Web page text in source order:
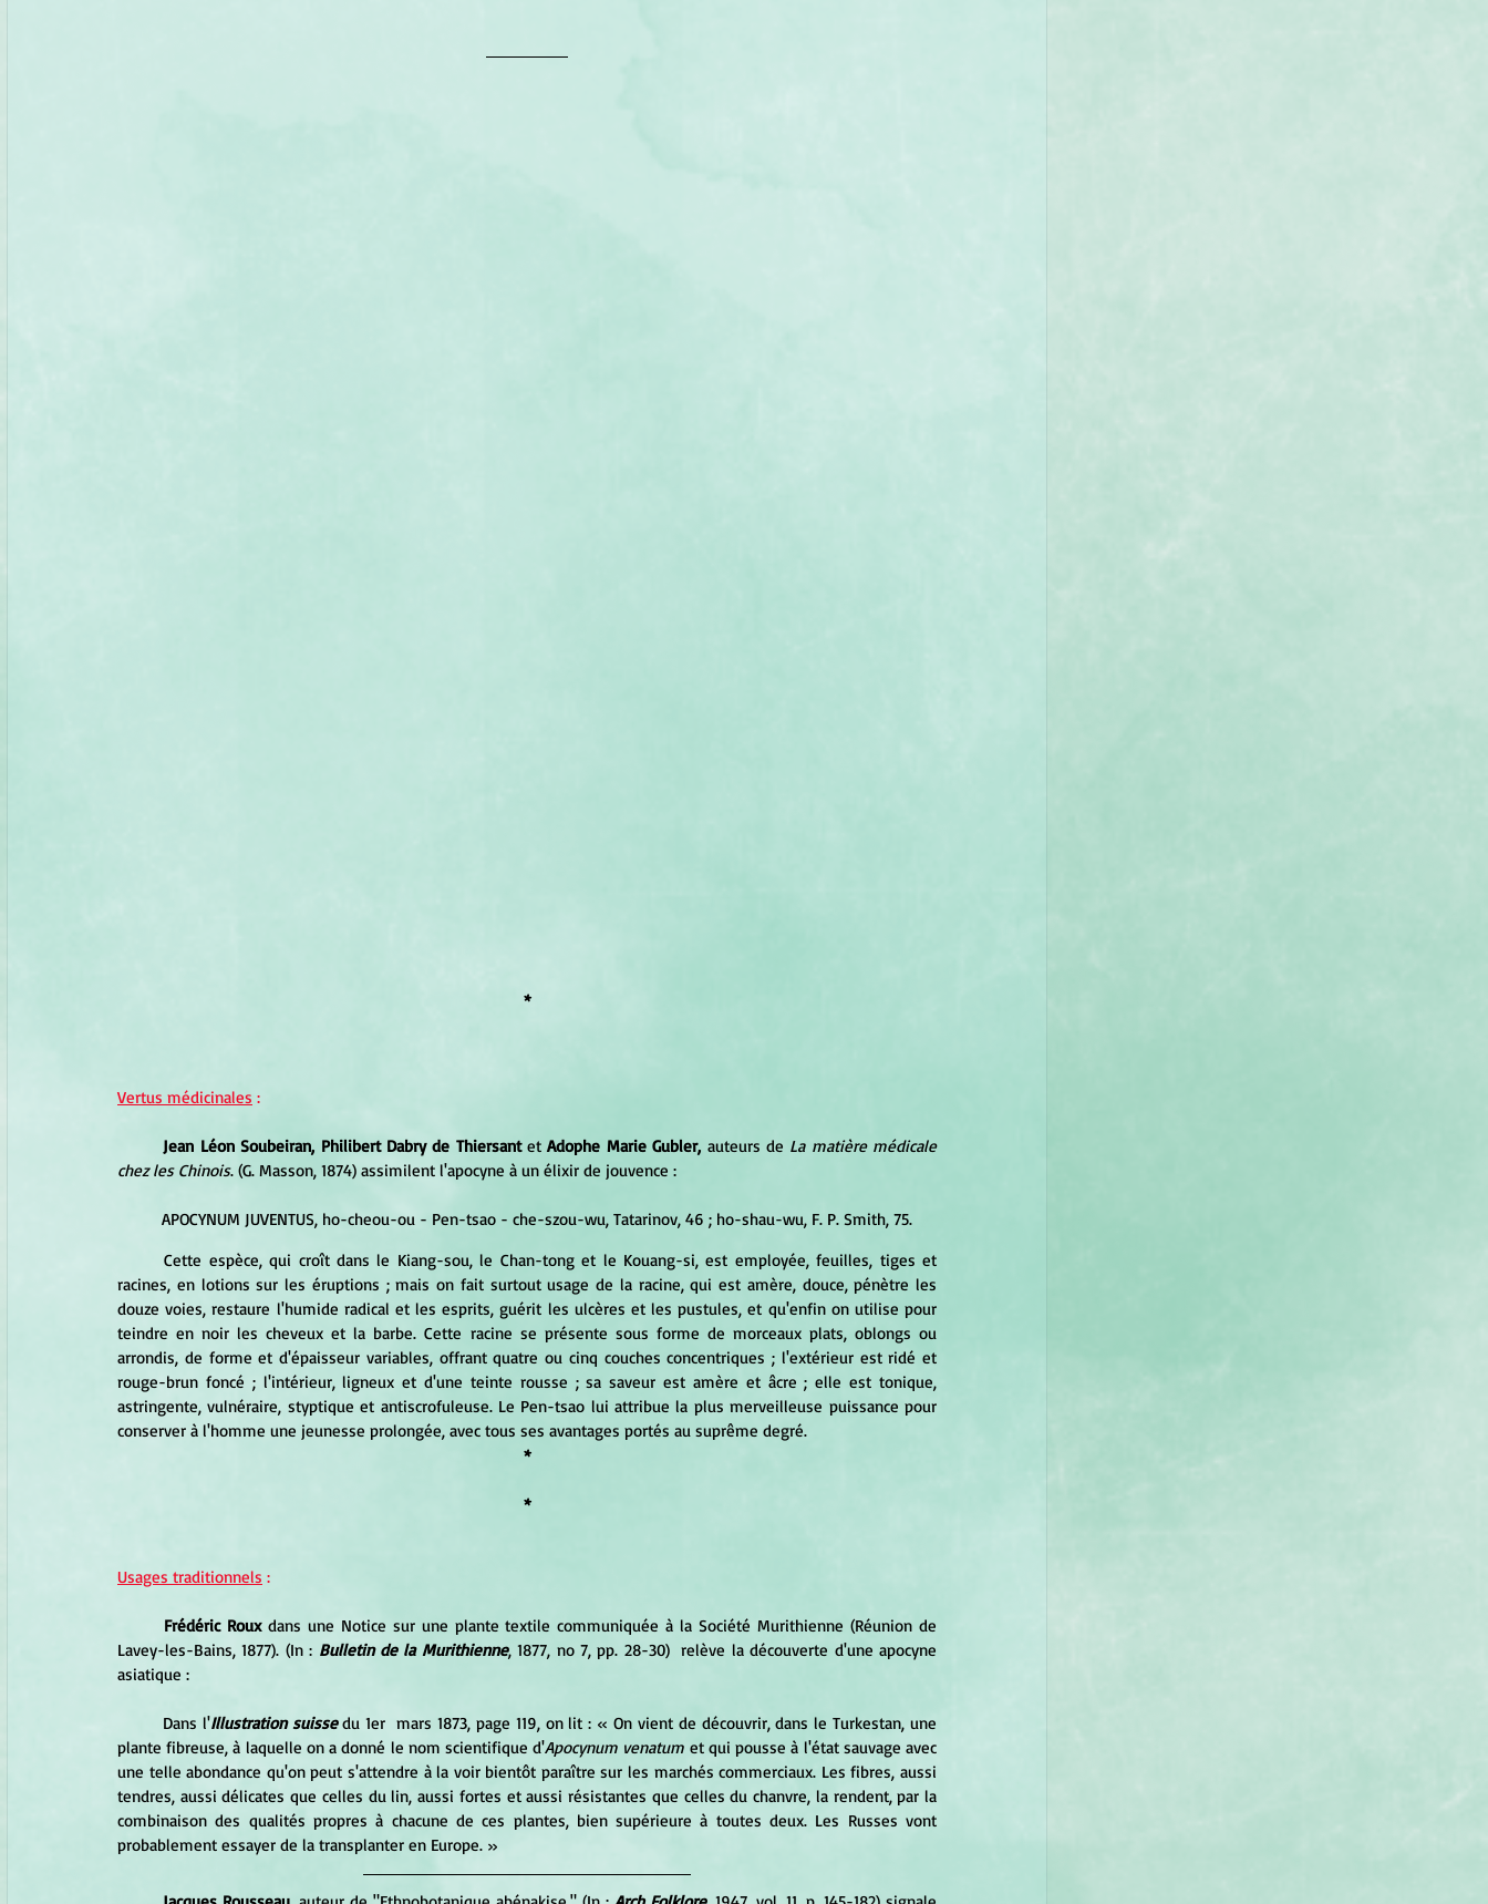
*
Vertus médicinales :
Jean Léon Soubeiran, Philibert Dabry de Thiersant et Adophe Marie Gubler, auteurs de La matière médicale
chez les Chinois. (G. Masson, 1874) assimilent l'apocyne à un élixir de jouvence :
	APOCYNUM JUVENTUS, ho-cheou-ou - Pen-tsao - che-szou-wu, Tatarinov, 46 ; ho-shau-wu, F. P. Smith, 75.
	Cette espèce, qui croît dans le Kiang-sou, le Chan-tong et le Kouang-si, est employée, feuilles, tiges et
racines, en lotions sur les éruptions ; mais on fait surtout usage de la racine, qui est amère, douce, pénètre les
douze voies, restaure l'humide radical et les esprits, guérit les ulcères et les pustules, et qu'enfin on utilise pour
teindre en noir les cheveux et la barbe. Cette racine se présente sous forme de morceaux plats, oblongs ou
arrondis, de forme et d'épaisseur variables, offrant quatre ou cinq couches concentriques ; l'extérieur est ridé et
rouge-brun foncé ; l'intérieur, ligneux et d'une teinte rousse ; sa saveur est amère et âcre ; elle est tonique,
astringente, vulnéraire, styptique et antiscrofuleuse. Le Pen-tsao lui attribue la plus merveilleuse puissance pour
conserver à l'homme une jeunesse prolongée, avec tous ses avantages portés au suprême degré.
*
*
Usages traditionnels :
Frédéric Roux dans une Notice sur une plante textile communiquée à la Société Murithienne (Réunion de
Lavey-les-Bains, 1877). (In : Bulletin de la Murithienne, 1877, no 7, pp. 28-30)  relève la découverte d'une apocyne
asiatique :
	Dans l'
Illustration suisse du 1er  mars 1873, page 119, on lit : « On vient de découvrir, dans le Turkestan, une
plante fibreuse, à laquelle on a donné le nom scientifique d'Apocynum venatum et qui pousse à l'état sauvage avec
une telle abondance qu'on peut s'attendre à la voir bientôt paraître sur les marchés commerciaux. Les fibres, aussi
tendres, aussi délicates que celles du lin, aussi fortes et aussi résistantes que celles du chanvre, la rendent, par la
combinaison des qualités propres à chacune de ces plantes, bien supérieure à toutes deux. Les Russes vont
probablement essayer de la transplanter en Europe. »